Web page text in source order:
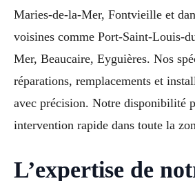
Maries-de-la-Mer, Fontvieille et
voisines comme Port-Saint-Louis-
Mer, Beaucaire, Eyguières. Nos
réparations, remplacements et
avec précision. Notre disponibilité
intervention rapide dans toute la
L’expertise de